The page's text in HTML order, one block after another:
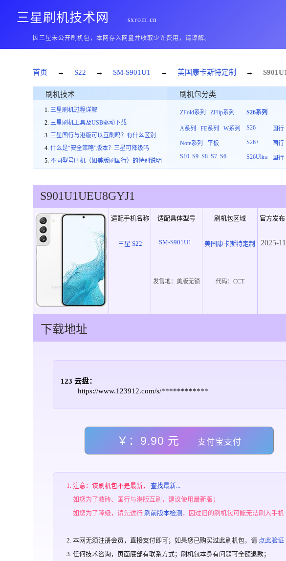
三星刷机技术网 sxrom.cn
因三星未公开刷机包，本网存入网盘并收取少许费用，请谅解。
首页 → S22 → SM-S901U1 → 美国康卡斯特定制 →
刷机技术
三星刷机过程详解
三星刷机工具及USB驱动下载
三星国行与港版可以互刷吗？有什么区别
什么是“安全策略”版本？三星可降级吗
不同型号刷机（如美版刷国行）的特别说明
刷机包分类
ZFold系列 ZFlip系列
A系列 FE系列 W系列
Note系列
平板
S10 S9 S8 S7 S6
S26系列
S26 国行
S26+
国行
S26Ultra
国行
S901U1UEU8GYJ1
适配手机名称 适配具体型号 刷机包区域 官方发
三星 S22 SM-S901U1 美国康卡斯特定制 2025-
发售地：美版无锁 代码： CCT
下载地址
123 云盘：
https://www.123912.com/s/************
￥：9.90 元 支付宝支付
注意：该刷机包不是最新，查找最新...
如您为了救砖、国行与港版互刷，建议使用最新版；
如您为了降级，请先进行 刷前版本检测 ，因过旧的刷机包可能无法刷入手机
本网无须注册会员，直接支付即可；如果您已购买过此刷机包，请 点此验证
任何技术咨询，页面底部有联系方式；刷机包本身有问题可全额退款；